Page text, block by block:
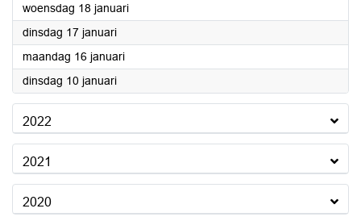
woensdag 18 januari2023
dinsdag 17 januari2023
maandag 16 januari2023
dinsdag 10 januari2023
2022
2021
2020